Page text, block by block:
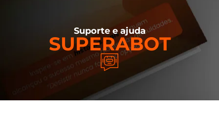
Suporte e ajuda
SUPERABOT